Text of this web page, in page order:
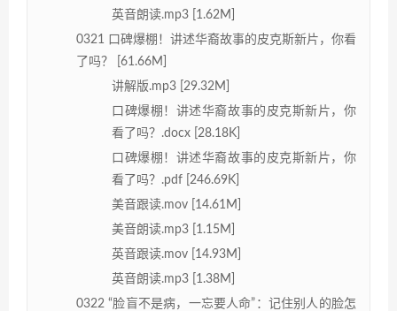
英音朗读.mp3 [1.62M]
0321 口碑爆棚！讲述华裔故事的皮克斯新片，你看
了吗？ [61.66M]
讲解版.mp3 [29.32M]
口碑爆棚！讲述华裔故事的皮克斯新片，你
看了吗？.docx [28.18K]
口碑爆棚！讲述华裔故事的皮克斯新片，你
看了吗？.pdf [246.69K]
美音跟读.mov [14.61M]
美音朗读.mp3 [1.15M]
英音跟读.mov [14.93M]
英音朗读.mp3 [1.38M]
0322 “脸盲不是病，一忘要人命”：记住别人的脸怎